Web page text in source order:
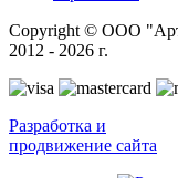
Copyright © ООО "Арт
2012 - 2026 г.
Разработка и
продвижение сайта